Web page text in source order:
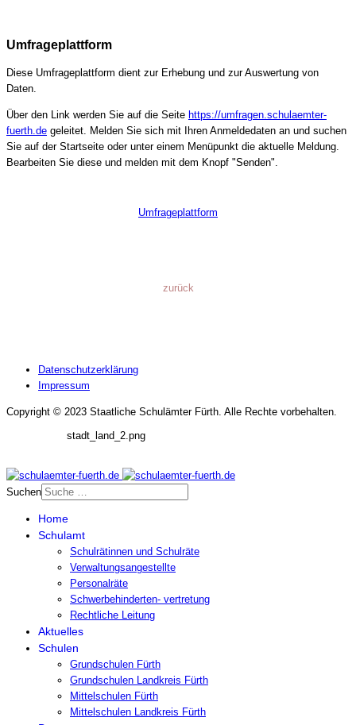
Umfrageplattform
Diese Umfrageplattform dient zur Erhebung und zur Auswertung von
Daten.
Über den Link werden Sie auf die Seite https://umfragen.schulaemter-
fuerth.de geleitet. Melden Sie sich mit Ihren Anmeldedaten an und suchen
Sie auf der Startseite oder unter einem Menüpunkt die aktuelle Meldung.
Bearbeiten Sie diese und melden mit dem Knopf "Senden".
Umfrageplattform
zurück
Datenschutzerklärung
Impressum
Copyright © 2023 Staatliche Schulämter Fürth. Alle Rechte vorbehalten.
stadt_land_2.png
Suchen
Home
Schulamt
Schulrätinnen und Schulräte
Verwaltungsangestellte
Personalräte
Schwerbehinderten- vertretung
Rechtliche Leitung
Aktuelles
Schulen
Grundschulen Fürth
Grundschulen Landkreis Fürth
Mittelschulen Fürth
Mittelschulen Landkreis Fürth